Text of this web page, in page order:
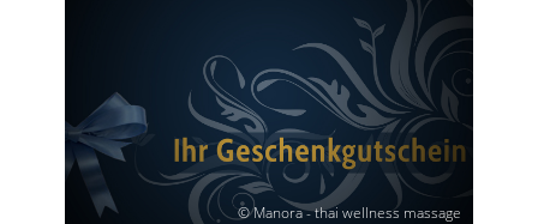
© Manora - thai wellness massage